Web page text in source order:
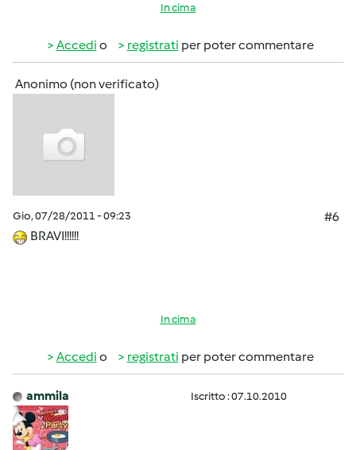
In cima
Accedi o registrati per poter commentare
Anonimo (non verificato)
Gio, 07/28/2011 - 09:23
#6
BRAVI!!!!!!
In cima
Accedi o registrati per poter commentare
ammila Iscritto : 07.10.2010